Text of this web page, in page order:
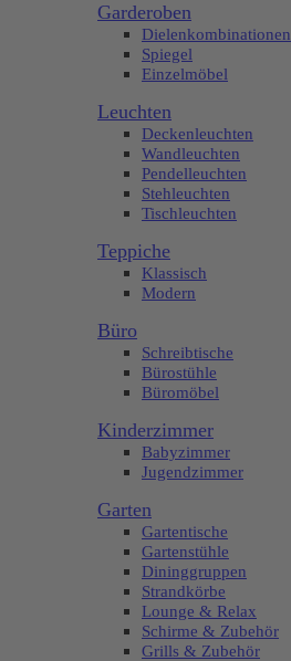
Garderoben
Dielenkombinationen
Spiegel
Einzelmöbel
Leuchten
Deckenleuchten
Wandleuchten
Pendelleuchten
Stehleuchten
Tischleuchten
Teppiche
Klassisch
Modern
Büro
Schreibtische
Bürostühle
Büromöbel
Kinderzimmer
Babyzimmer
Jugendzimmer
Garten
Gartentische
Gartenstühle
Dininggruppen
Strandkörbe
Lounge & Relax
Schirme & Zubehör
Grills & Zubehör